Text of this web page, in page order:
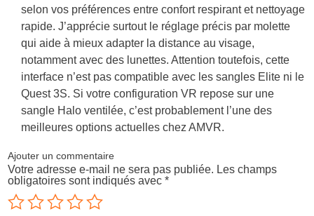
selon vos préférences entre confort respirant et nettoyage
rapide. J’apprécie surtout le réglage précis par molette
qui aide à mieux adapter la distance au visage,
notamment avec des lunettes. Attention toutefois, cette
interface n’est pas compatible avec les sangles Elite ni le
Quest 3S. Si votre configuration VR repose sur une
sangle Halo ventilée, c’est probablement l’une des
meilleures options actuelles chez AMVR.
Ajouter un commentaire
Votre adresse e-mail ne sera pas publiée. Les champs
obligatoires sont indiqués avec*